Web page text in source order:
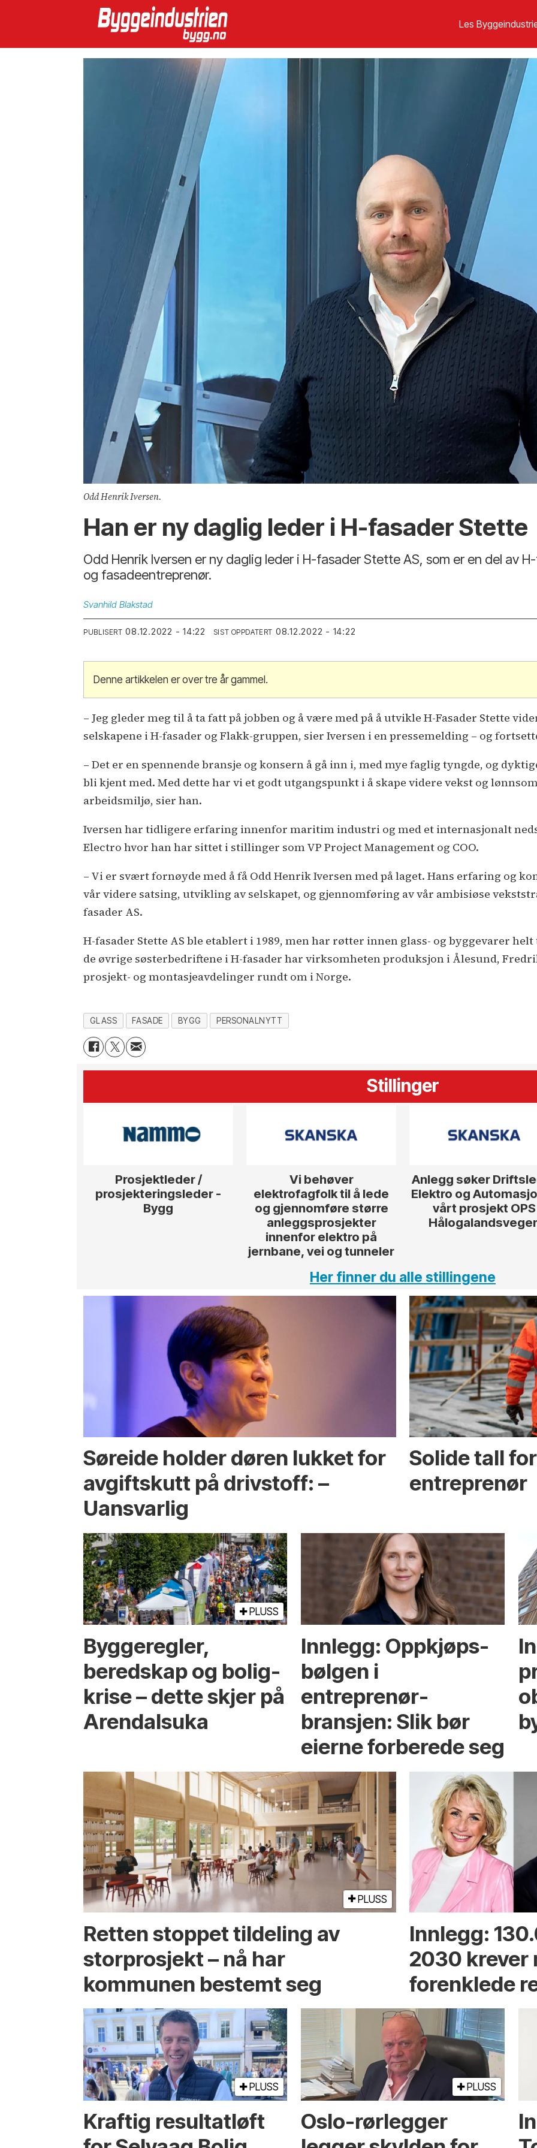
Les
Odd Henrik Iversen.
Han er ny daglig leder i H-fasader Stette
Odd Henrik Iversen er ny daglig leder i H-fasader Stette AS, som er en del av
og fasadeentreprenør.
Svanhild Blakstad
PUBLISERT 08.12.2022 - 14:22 SIST OPPDATERT 08.12.2022 - 14:22
Denne artikkelen er over tre år gammel.
– Jeg gleder meg til å ta fatt på jobben og å være med på å utvikle H-Fasader Stette
selskapene i H-fasader og Flakk-gruppen, sier Iversen i en pressemelding – og
– Det er en spennende bransje og konsern å gå inn i, med mye faglig tyngde, og
bli kjent med. Med dette har vi et godt utgangspunkt i å skape videre vekst og
arbeidsmiljø, sier han.
Iversen har tidligere erfaring innenfor maritim industri og med et internasjonalt
Electro hvor han har sittet i stillinger som VP Project Management og COO.
– Vi er svært fornøyde med å få Odd Henrik Iversen med på laget. Hans erfaring og
vår videre satsing, utvikling av selskapet, og gjennomføring av vår ambisiøse
fasader AS.
H-fasader Stette AS ble etablert i 1989, men har røtter innen glass- og byggevarer
de øvrige søsterbedriftene i H-fasader har virksomheten produksjon i Ålesund,
prosjekt- og montasjeavdelinger rundt om i Norge.
GLASS FASADE BYGG PERSONALNYTT
Stillinger
Prosjektleder /
prosjekteringsleder -
Bygg
Vi behøver
elektrofagfolk til å lede
og gjennomføre større
anleggsprosjekter
innenfor elektro på
jernbane, vei og tunneler
Anlegg søker
Elektro og
vårt prosjekt OPS
Her finner du alle stillingene
Søreide holder døren lukket for
avgiftskutt på drivstoff: –
Uansvarlig
Solide tall
entreprenør
PLUSS
Bygge­regler,
beredskap og bolig­
krise – dette skjer på
Arendals­uka
Innlegg: Oppkjøps­
bølgen i
entreprenør­
bransjen: Slik bør
eierne forberede seg
PLUSS
Retten stoppet tildeling av
storprosjekt – nå har
kommunen bestemt seg
Innlegg:
2030 krever
forenklede
PLUSS
Kraftig resultatløft
PLUSS
Oslo-rørlegger